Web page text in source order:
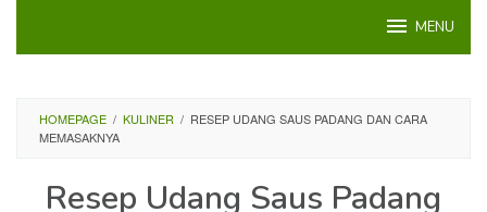
MENU
HOMEPAGE / KULINER / RESEP UDANG SAUS PADANG DAN CARA
MEMASAKNYA
Resep Udang Saus Padang